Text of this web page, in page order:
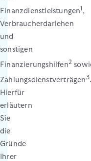
Finanzdienstleistungen1 ,
Verbraucherdarlehen
und
sonstigen
Finanzierungshilfen2
Zahlungsdienstverträgen3.
Hierfür
erläutern
Sie
die
Gründe
Ihrer